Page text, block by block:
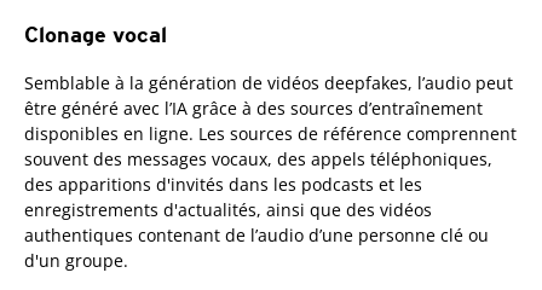
Clonage vocal
Semblable à la génération de vidéos deepfakes, l’audio peut
être généré avec l’IA grâce à des sources d’entraînement
disponibles en ligne. Les sources de référence comprennent
souvent des messages vocaux, des appels téléphoniques,
des apparitions d'invités dans les podcasts et les
enregistrements d'actualités, ainsi que des vidéos
authentiques contenant de l’audio d’une personne clé ou
d'un groupe.